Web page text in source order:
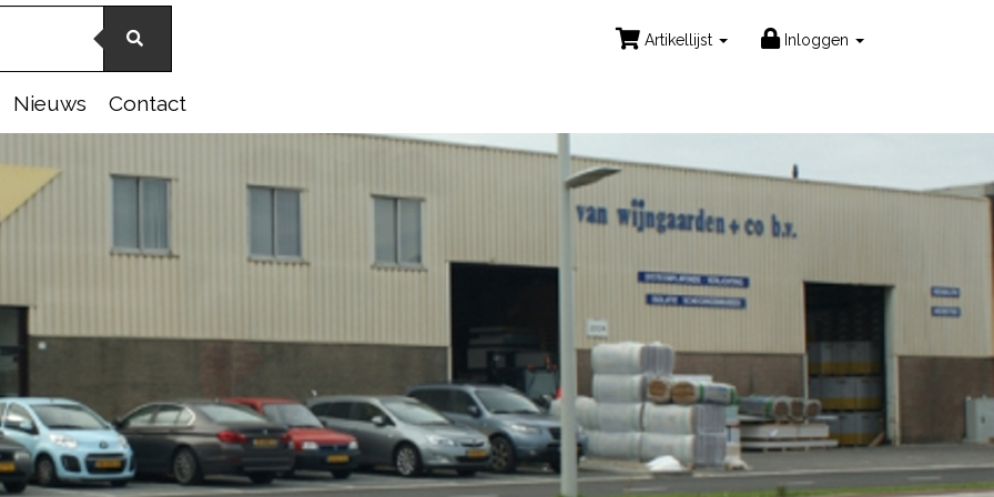
Artikellijst Inloggen
Nieuws Contact